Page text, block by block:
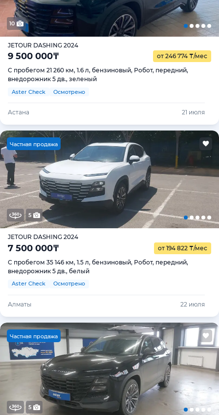
10
JETOUR DASHING 2024
9 500 000₸ от 246 774 ₸/мес
С пробегом 21 260 км, 1.6 л, бензиновый, Робот, передний,
внедорожник 5 дв., зеленый
Aster Check Осмотрено
Астана 21 июля
Частная продажа
5
JETOUR DASHING 2024
7 500 000₸ от 194 822 ₸/мес
С пробегом 35 146 км, 1.5 л, бензиновый, Робот, передний,
внедорожник 5 дв., белый
Aster Check Осмотрено
Алматы 22 июля
Частная продажа
5